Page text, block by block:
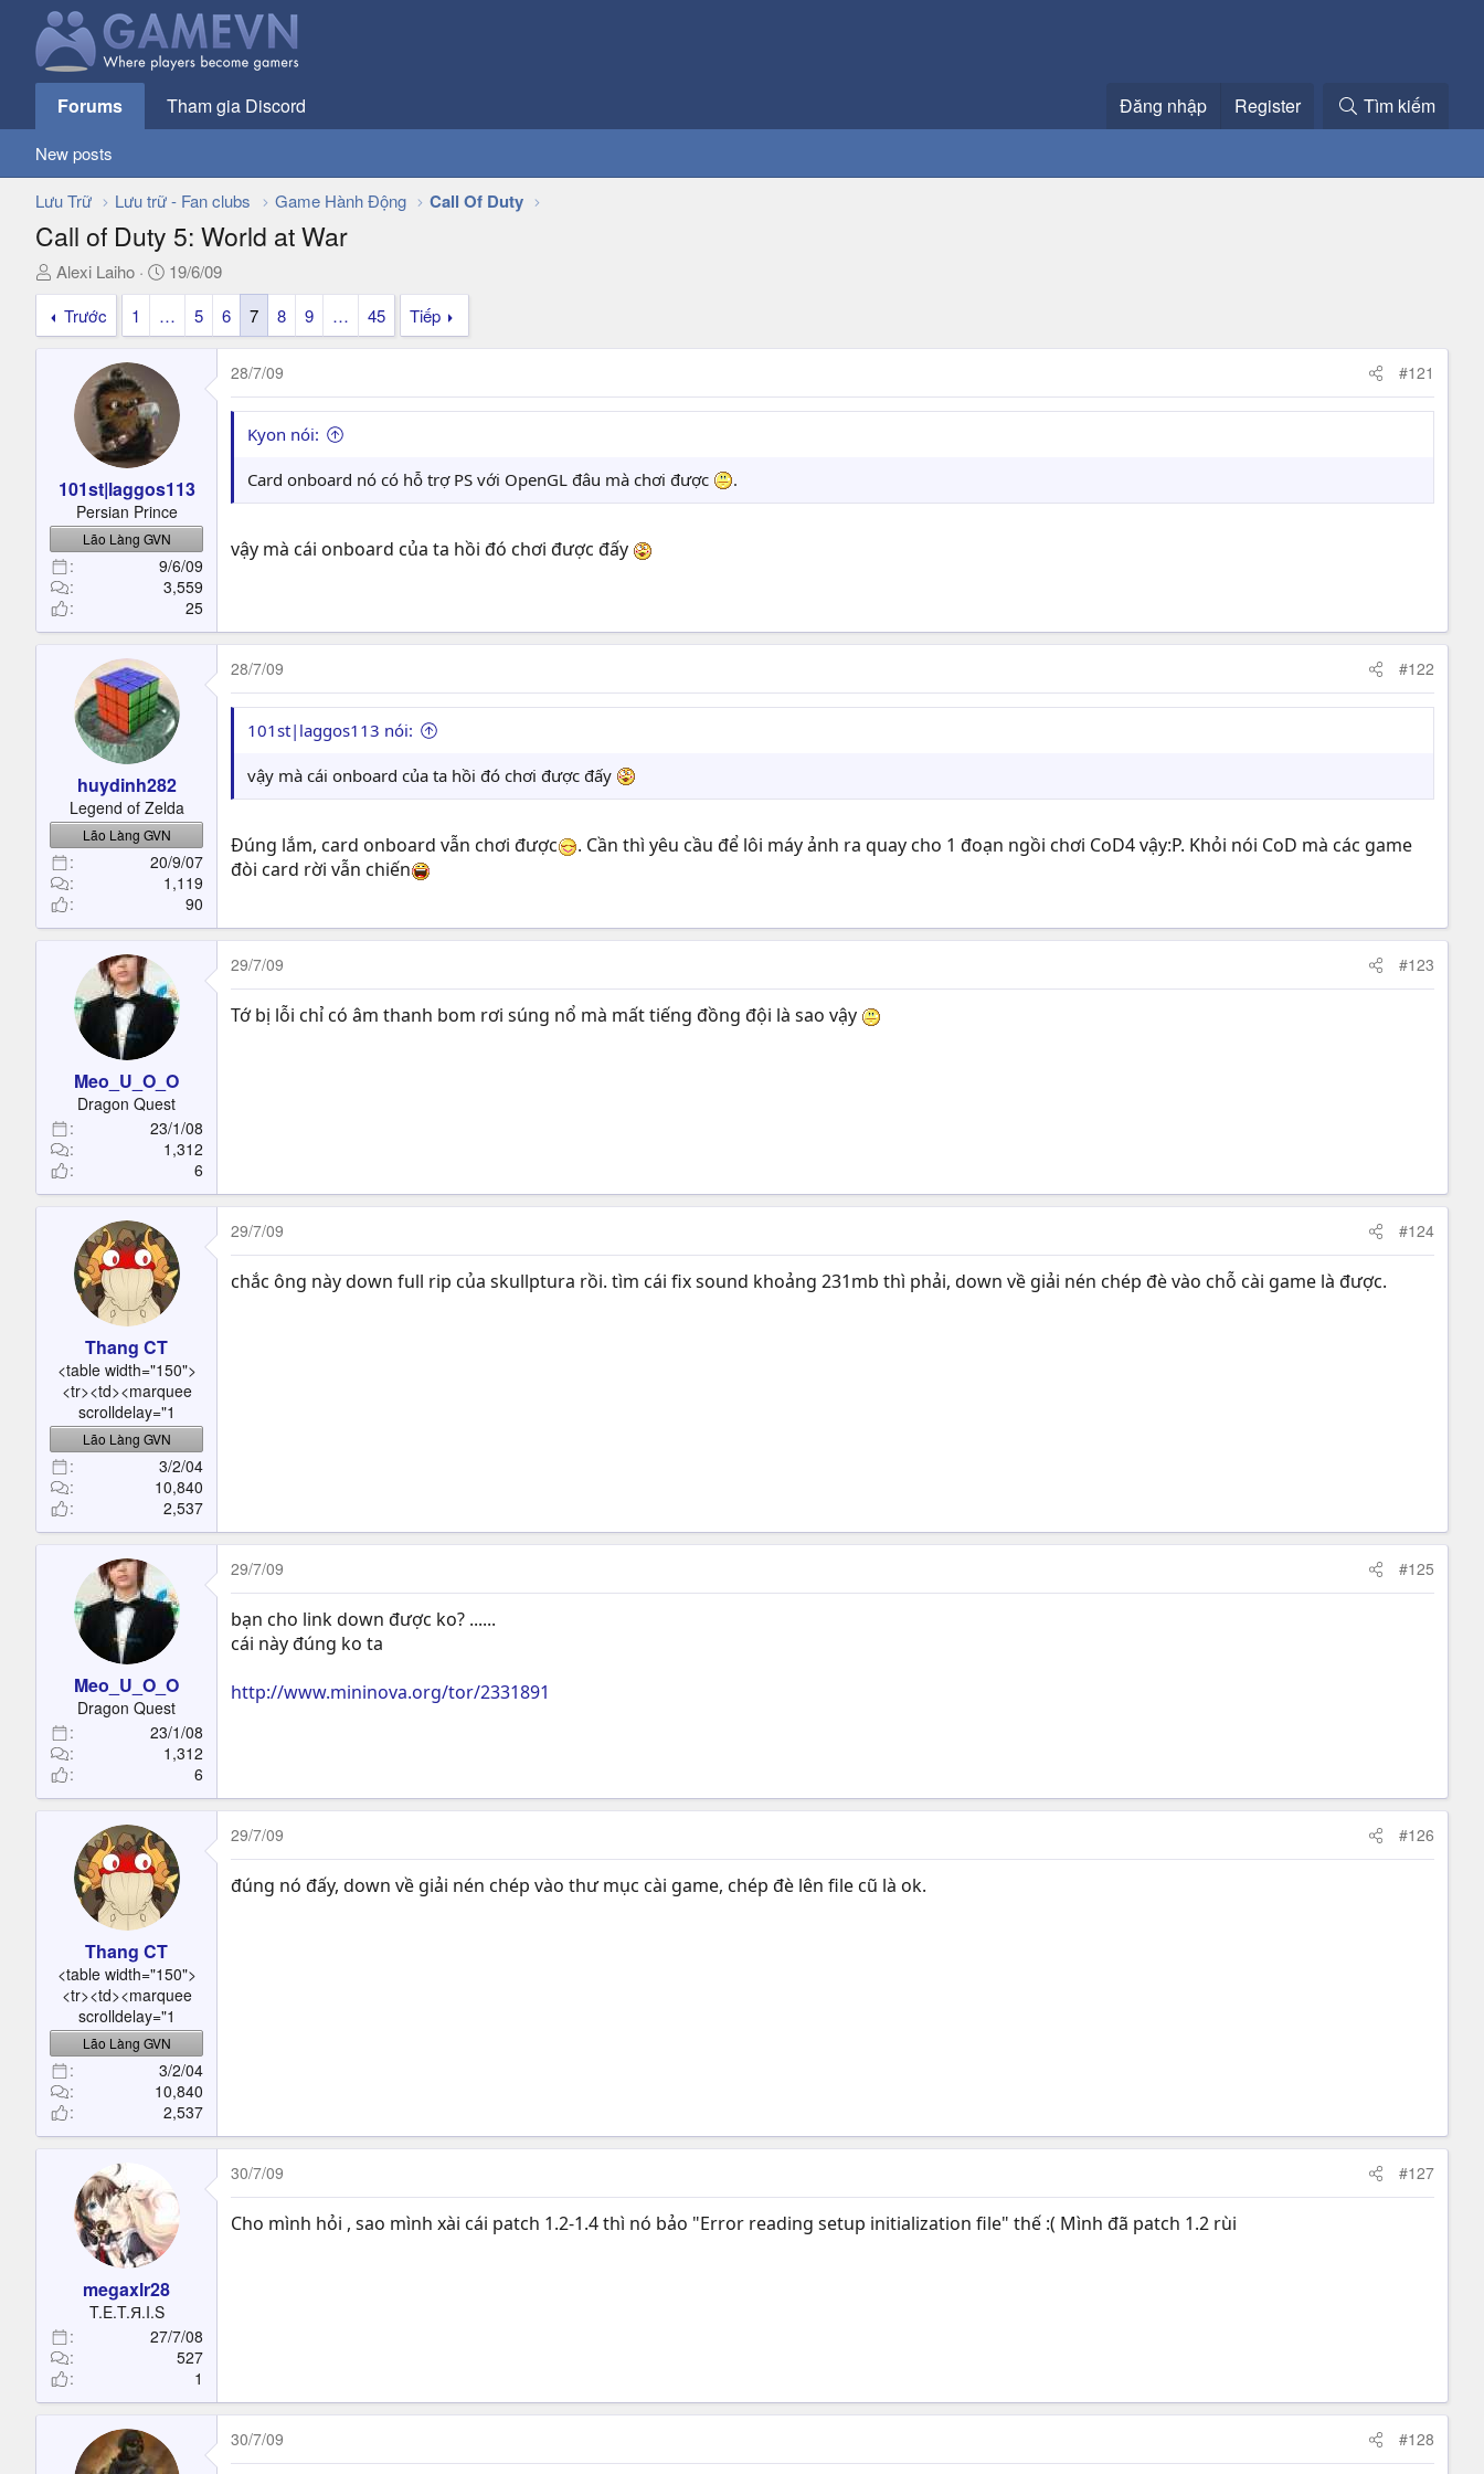
Forums Tham gia Discord Đăng nhập Register Tìm kiếm
New posts
Lưu Trữ Lưu trữ - Fan clubs Game Hành Động Call Of Duty
Call of Duty 5: World at War
T
h
e
e
r
Alexi Laiho
N
g
à
y
ử
19/6/09
Trước
1 … 5 6 7 8 9 … 45 Tiếp
101st|laggos113
Persian Prince
Lão Làng GVN
9/6/09
3,559
25
28/7/09 #121
Kyon nói:
Card onboard nó có hỗ trợ PS với OpenGL đâu mà chơi được .
vậy mà cái onboard của ta hồi đó chơi được đấy
huydinh282
Legend of Zelda
Lão Làng GVN
20/9/07
1,119
90
28/7/09 #122
101st|laggos113 nói:
vậy mà cái onboard của ta hồi đó chơi được đấy
Đúng lắm, card onboard vẫn chơi được
. Cần thì yêu cầu để lôi máy ảnh ra quay cho 1 đoạn ngồi chơi CoD4 vậy:P. Khỏi nói CoD mà các game
đòi card rời vẫn chiến
Meo_U_O_O
Dragon Quest
23/1/08
1,312
6
29/7/09 #123
Tớ bị lỗi chỉ có âm thanh bom rơi súng nổ mà mất tiếng đồng đội là sao vậy
Thang CT
<table width="150">
<tr><td><marquee
scrolldelay="1
Lão Làng GVN
3/2/04
10,840
2,537
29/7/09 #124
chắc ông này down full rip của skullptura rồi. tìm cái fix sound khoảng 231mb thì phải, down về giải nén chép đè vào chỗ cài game là được.
Meo_U_O_O
Dragon Quest
23/1/08
1,312
6
29/7/09 #125
bạn cho link down được ko? ......
cái này đúng ko ta
http://www.mininova.org/tor/2331891
Thang CT
<table width="150">
<tr><td><marquee
scrolldelay="1
Lão Làng GVN
3/2/04
10,840
2,537
29/7/09 #126
đúng nó đấy, down về giải nén chép vào thư mục cài game, chép đè lên file cũ là ok.
megaxlr28
T.E.T.Я.I.S
27/7/08
527
1
30/7/09 #127
Cho mình hỏi , sao mình xài cái patch 1.2-1.4 thì nó bảo "Error reading setup initialization file" thế :( Mình đã patch 1.2 rùi
30/7/09 #128